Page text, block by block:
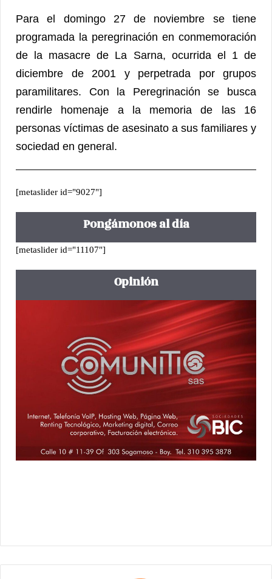
Para el domingo 27 de noviembre se tiene
programada la peregrinación en conmemoración
de la masacre de La Sarna, ocurrida el 1 de
diciembre de 2001 y perpetrada por grupos
paramilitares. Con la Peregrinación se busca
rendirle homenaje a la memoria de las 16
personas víctimas de asesinato a sus familiares y
sociedad en general.
[metaslider id="9027"]
Pongámonos al día
[metaslider id="11107"]
Opinión